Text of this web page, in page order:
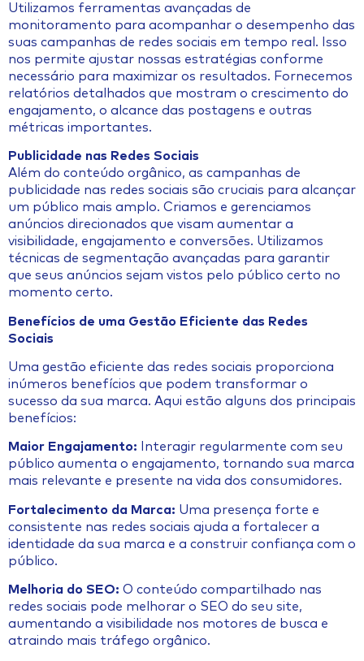
Utilizamos ferramentas avançadas de
monitoramento para acompanhar o desempenho das
suas campanhas de redes sociais em tempo real. Isso
nos permite ajustar nossas estratégias conforme
necessário para maximizar os resultados. Fornecemos
relatórios detalhados que mostram o crescimento do
engajamento, o alcance das postagens e outras
métricas importantes.
Publicidade nas Redes Sociais
Além do conteúdo orgânico, as campanhas de
publicidade nas redes sociais são cruciais para alcançar
um público mais amplo. Criamos e gerenciamos
anúncios direcionados que visam aumentar a
visibilidade, engajamento e conversões. Utilizamos
técnicas de segmentação avançadas para garantir
que seus anúncios sejam vistos pelo público certo no
momento certo.
Benefícios de uma Gestão Eficiente das Redes
Sociais
Uma gestão eficiente das redes sociais proporciona
inúmeros benefícios que podem transformar o
sucesso da sua marca. Aqui estão alguns dos principais
benefícios:
Maior Engajamento: Interagir regularmente com seu
público aumenta o engajamento, tornando sua marca
mais relevante e presente na vida dos consumidores.
Fortalecimento da Marca: Uma presença forte e
consistente nas redes sociais ajuda a fortalecer a
identidade da sua marca e a construir confiança com o
público.
Melhoria do SEO: O conteúdo compartilhado nas
redes sociais pode melhorar o SEO do seu site,
aumentando a visibilidade nos motores de busca e
atraindo mais tráfego orgânico.